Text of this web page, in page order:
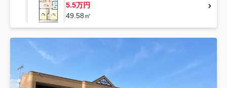
5.5万円
49.58㎡